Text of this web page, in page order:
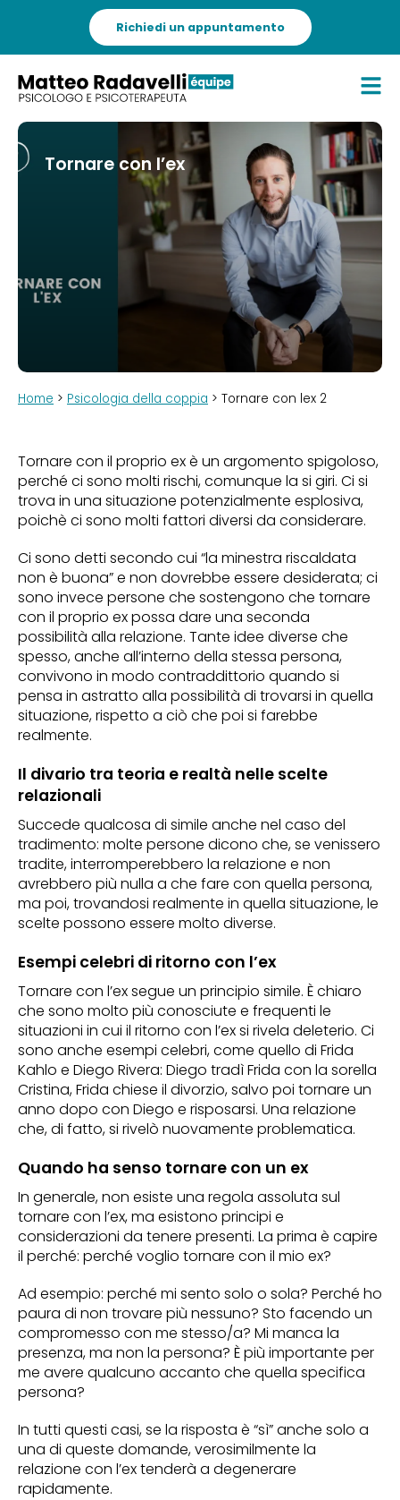
Richiedi un appuntamento
Tornare con l’ex
Home > Psicologia della coppia > Tornare con lex 2
Tornare con il proprio ex è un argomento spigoloso,
perché ci sono molti rischi, comunque la si giri. Ci si
trova in una situazione potenzialmente esplosiva,
poichè ci sono molti fattori diversi da considerare.
Ci sono detti secondo cui “la minestra riscaldata
non è buona” e non dovrebbe essere desiderata; ci
sono invece persone che sostengono che tornare
con il proprio ex possa dare una seconda
possibilità alla relazione. Tante idee diverse che
spesso, anche all’interno della stessa persona,
convivono in modo contraddittorio quando si
pensa in astratto alla possibilità di trovarsi in quella
situazione, rispetto a ciò che poi si farebbe
realmente.
Il divario tra teoria e realtà nelle scelte
relazionali
Succede qualcosa di simile anche nel caso del
tradimento: molte persone dicono che, se venissero
tradite, interromperebbero la relazione e non
avrebbero più nulla a che fare con quella persona,
ma poi, trovandosi realmente in quella situazione, le
scelte possono essere molto diverse.
Esempi celebri di ritorno con l’ex
Tornare con l’ex segue un principio simile. È chiaro
che sono molto più conosciute e frequenti le
situazioni in cui il ritorno con l’ex si rivela deleterio. Ci
sono anche esempi celebri, come quello di Frida
Kahlo e Diego Rivera: Diego tradì Frida con la sorella
Cristina, Frida chiese il divorzio, salvo poi tornare un
anno dopo con Diego e risposarsi. Una relazione
che, di fatto, si rivelò nuovamente problematica.
Quando ha senso tornare con un ex
In generale, non esiste una regola assoluta sul
tornare con l’ex, ma esistono principi e
considerazioni da tenere presenti. La prima è capire
il perché: perché voglio tornare con il mio ex?
Ad esempio: perché mi sento solo o sola? Perché ho
paura di non trovare più nessuno? Sto facendo un
compromesso con me stesso/a? Mi manca la
presenza, ma non la persona? È più importante per
me avere qualcuno accanto che quella specifica
persona?
In tutti questi casi, se la risposta è “sì” anche solo a
una di queste domande, verosimilmente la
relazione con l’ex tenderà a degenerare
rapidamente.